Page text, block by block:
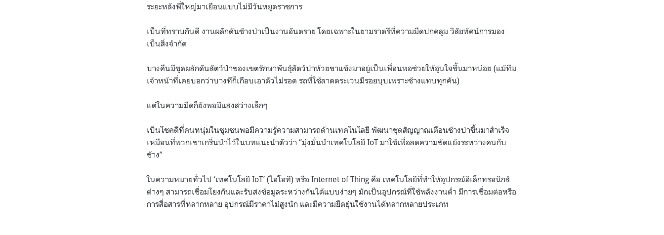
ระยะหลังพี่ใหญ่มาเยือนแบบไม่มีวันหยุดราชการ
เป็นที่ทราบกันดี งานผลักดันช้างป่าเป็นงานอันตราย โดยเฉพาะในยามราตรีที่ความมืดปกคลุม วิสัยทัศน์การมอง
เป็นสิ่งจำกัด
บางคืนมีชุดผลักดันสัตว์ป่าของเขตรักษาพันธุ์สัตว์ป่าห้วยขาแข้งมาอยู่เป็นเพื่อนพอช่วยให้อุ่นใจขึ้นมาหน่อย (แม้ทีม
เจ้าหน้าที่เคยบอกว่าบางทีก็เกือบเอาตัวไม่รอด รถที่ใช้ลาดตระเวนมีรอยบุบเพราะช้างแทบทุกคัน)
แต่ในความมืดก็ยังพอมีแสงสว่างเล็กๆ
เป็นโชคดีที่คนหนุ่มในชุมชนพอมีความรู้ความสามารถด้านเทคโนโลยี พัฒนาชุดสัญญาณเตือนช้างป่าขึ้นมาสำเร็จ
เหมือนที่พวกเขาเกริ่นนำไว้ในบทแนะนำตัวว่า “มุ่งมั่นนำเทคโนโลยี IoT มาใช้เพื่อลดความขัดแย้งระหว่างคนกับ
ช้าง”
ในความหมายทั่วไป ‘เทคโนโลยี IoT’ (ไอโอที) หรือ Internet of Thing คือ เทคโนโลยีที่ทำให้อุปกรณ์อิเล็กทรอนิกส์
ต่างๆ สามารถเชื่อมโยงกันและรับส่งข้อมูลระหว่างกันได้แบบง่ายๆ มักเป็นอุปกรณ์ที่ใช้พลังงานต่ำ มีการเชื่อมต่อหรือ
การสื่อสารที่หลากหลาย อุปกรณ์มีราคาไม่สูงนัก และมีความยืดยุ่นใช้งานได้หลากหลายประเภท